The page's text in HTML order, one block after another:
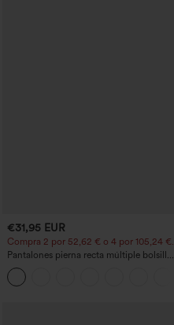
€31,95 EUR
Compra 2 por 52,62 € o 4 por 105,24 €.
Pantalones pierna recta múltiple bolsillo
botón tiro alto